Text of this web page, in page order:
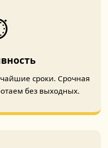
сроки. Срочная
без выходных.